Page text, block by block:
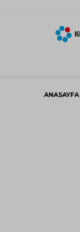
ANASAYFA